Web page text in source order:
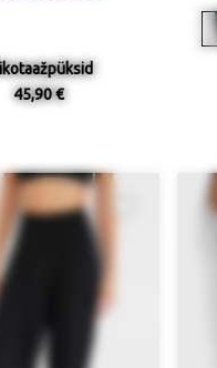
45,90 €